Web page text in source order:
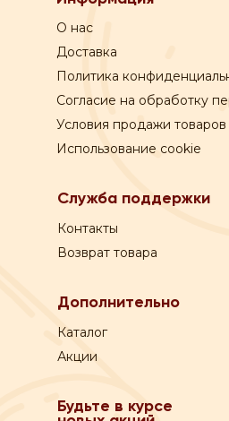
+7 831 210 02 82
Пн-Сб:
Время доставки -
Курьеру по QR-коду или
Поддержка
Условия продажи товаров
Использование cookie
О нас
Доставка
Политика
Согласие на обработку
Служба поддержки
Контакты
Возврат товара
Будьте в курсе
Дополнительно
Каталог
Акции